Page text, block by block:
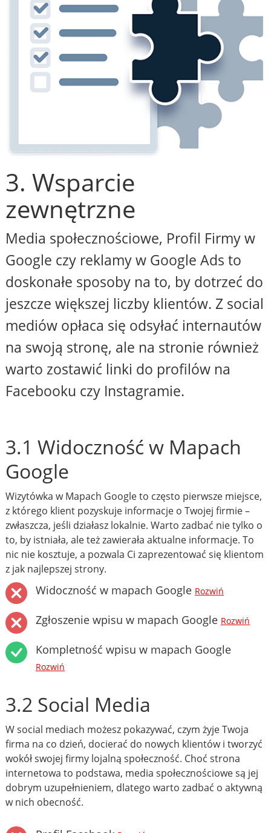
3. Wsparcie
zewnętrzne
Media społecznościowe, Profil Firmy w
Google czy reklamy w Google Ads to
doskonałe sposoby na to, by dotrzeć do
jeszcze większej liczby klientów. Z social
mediów opłaca się odsyłać internautów
na swoją stronę, ale na stronie również
warto zostawić linki do profilów na
Facebooku czy Instagramie.
3.1 Widoczność w Mapach
Google
Wizytówka w Mapach Google to często pierwsze miejsce,
z którego klient pozyskuje informacje o Twojej firmie –
zwłaszcza, jeśli działasz lokalnie. Warto zadbać nie tylko o
to, by istniała, ale też zawierała aktualne informacje. To
nic nie kosztuje, a pozwala Ci zaprezentować się klientom
z jak najlepszej strony.
Widoczność w mapach Google Rozwiń
Zgłoszenie wpisu w mapach Google Rozwiń
Kompletność wpisu w mapach Google
Rozwiń
3.2 Social Media
W social mediach możesz pokazywać, czym żyje Twoja
firma na co dzień, docierać do nowych klientów i tworzyć
wokół swojej firmy lojalną społeczność. Choć strona
internetowa to podstawa, media społecznościowe są jej
dobrym uzupełnieniem, dlatego warto zadbać o aktywną
w nich obecność.